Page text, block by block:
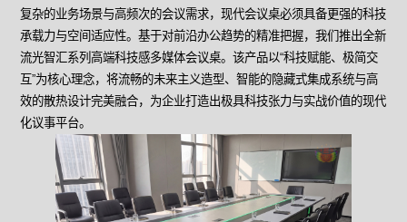
复杂的业务场景与高频次的会议需求，现代会议桌必须具备更强的科技
承载力与空间适应性。基于对前沿办公趋势的精准把握，我们推出全新
流光智汇系列高端科技感多媒体会议桌。该产品以“科技赋能、极简交
互”为核心理念，将流畅的未来主义造型、智能的隐藏式集成系统与高
效的散热设计完美融合，为企业打造出极具科技张力与实战价值的现代
化议事平台。